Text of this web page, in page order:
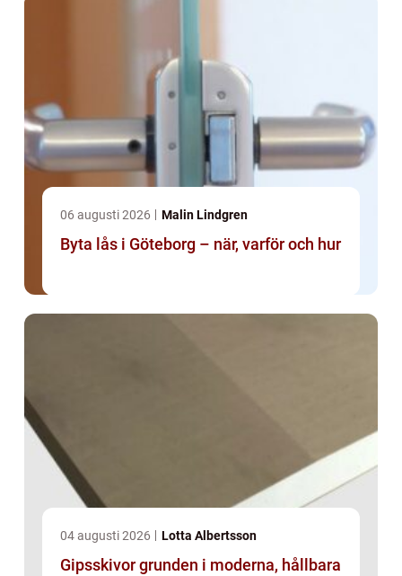
06 augusti 2026 Malin Lindgren
Byta lås i Göteborg – när, varför och hur
04 augusti 2026 Lotta Albertsson
Gipsskivor grunden i moderna, hållbara